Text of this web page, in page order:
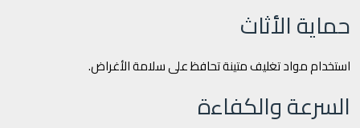
حماية الأثاث
استخدام مواد تغليف متينة تحافظ على سلامة الأغراض.
السرعة والكفاءة